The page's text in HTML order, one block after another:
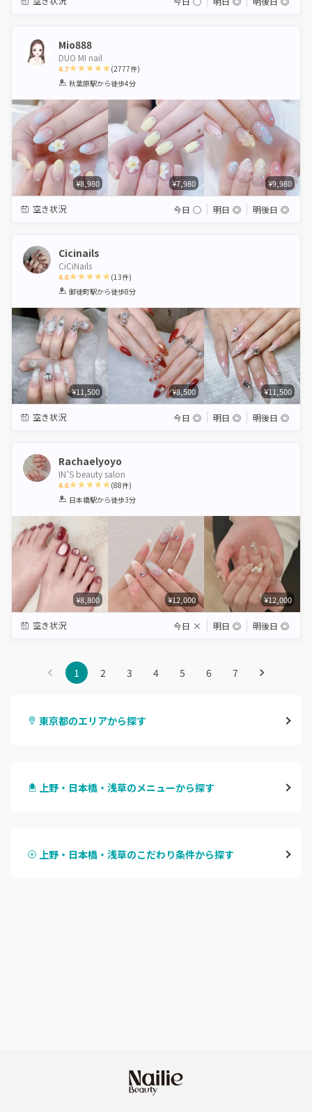
Mio888
DUO MI nail
4.7
1 2 3 4 5
(2777件)
秋葉原駅から徒歩4分
¥8,980 ¥7,980 ¥9,980
空き状況 今日 ◯ 明日 ◎ 明後日 ◎
Cicinails
CiCiNails
4.6
1 2 3 4 5
(13件)
御徒町駅から徒歩8分
¥11,500 ¥8,500 ¥11,500
空き状況 今日 ◎ 明日 ◎ 明後日 ◎
Rachaelyoyo
IN’S beauty salon
4.6
1 2 3 4 5
(88件)
日本橋駅から徒歩3分
¥8,800 ¥12,000 ¥12,000
空き状況 今日 × 明日 ◎ 明後日 ◎
1 2 3 4 5 6 7
東京都のエリアから探す
上野・日本橋・浅草のメニューから探す
ハンドスカルプ
上野・日本橋・浅草のこだわり条件から探す